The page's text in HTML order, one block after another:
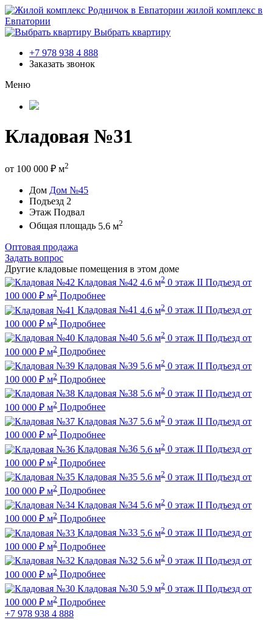
жилой комплекс в
Евпатории
Выбрать квартиру
+7 978 938 4 888
Заказать звонок
Меню
Кладовая №31
от 100 000 ₽ м2
Дом Дом №45
Подъезд 2
Этаж Подвал
Общая площадь 5.6 м2
Оптовая продажа
Задать вопрос
Другие кладовые помещения в этом доме
Кладовая №42 4.6 м2 0 этаж II Подъезд от
100 000 ₽ м2 Подробнее
Кладовая №41 4.6 м2 0 этаж II Подъезд от
100 000 ₽ м2 Подробнее
Кладовая №40 5.6 м2 0 этаж II Подъезд от
100 000 ₽ м2 Подробнее
Кладовая №39 5.6 м2 0 этаж II Подъезд от
100 000 ₽ м2 Подробнее
Кладовая №38 5.6 м2 0 этаж II Подъезд от
100 000 ₽ м2 Подробнее
Кладовая №37 5.6 м2 0 этаж II Подъезд от
100 000 ₽ м2 Подробнее
Кладовая №36 5.6 м2 0 этаж II Подъезд от
100 000 ₽ м2 Подробнее
Кладовая №35 5.6 м2 0 этаж II Подъезд от
100 000 ₽ м2 Подробнее
Кладовая №34 5.6 м2 0 этаж II Подъезд от
100 000 ₽ м2 Подробнее
Кладовая №33 5.6 м2 0 этаж II Подъезд от
100 000 ₽ м2 Подробнее
Кладовая №32 5.6 м2 0 этаж II Подъезд от
100 000 ₽ м2 Подробнее
Кладовая №30 5.9 м2 0 этаж II Подъезд от
100 000 ₽ м2 Подробнее
+7 978 938 4 888